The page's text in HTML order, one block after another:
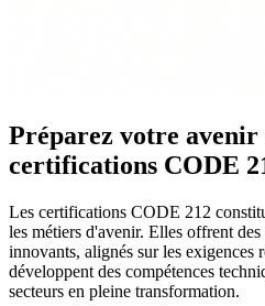
Préparez votre avenir
certifications CODE
Les certifications CODE 212
les métiers d'avenir. Elles offrent
innovants, alignés sur les exigences
développent des compétences
secteurs en pleine transformation.